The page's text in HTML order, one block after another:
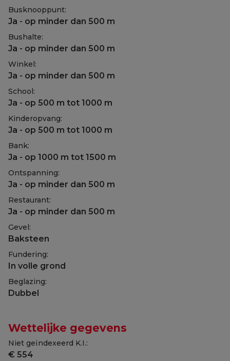
Busknooppunt:
Ja - op minder dan 500 m
Bushalte:
Ja - op minder dan 500 m
Winkel:
Ja - op minder dan 500 m
School:
Ja - op 500 m tot 1000 m
Kinderopvang:
Ja - op 500 m tot 1000 m
Bank:
Ja - op 1000 m tot 1500 m
Ontspanning:
Ja - op minder dan 500 m
Restaurant:
Ja - op minder dan 500 m
Gevel:
Baksteen
Fundering:
In volle grond
Beglazing:
Dubbel
Wettelijke gegevens
Niet geïndexeerd K.I.:
€ 554